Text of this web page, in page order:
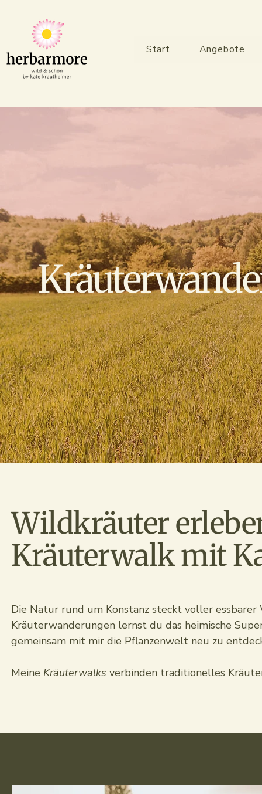
Start Angebote
Wildkräuter
Kräuterwalk mit
Die Natur rund um Konstanz steckt voller
Kräuterwanderungen lernst du das heimische
gemeinsam mit mir die Pflanzenwelt neu zu
Meine Kräuterwalks verbinden traditionelles